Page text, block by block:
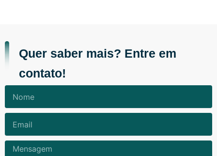
Quer saber mais? Entre em
contato!
Mensagem